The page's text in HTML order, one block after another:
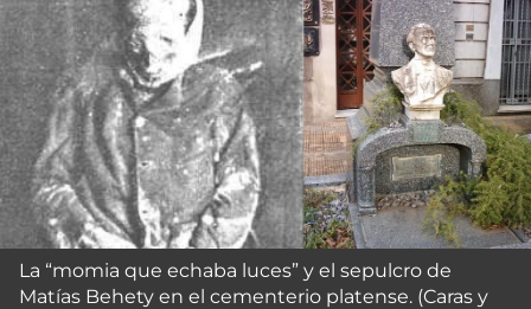
La “momia que echaba luces” y el sepulcro de
Matías Behety en el cementerio platense. (Caras y